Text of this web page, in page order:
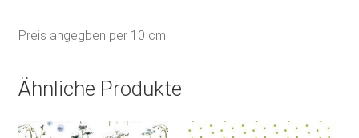
Preis angegben per 10 cm
Ähnliche Produkte